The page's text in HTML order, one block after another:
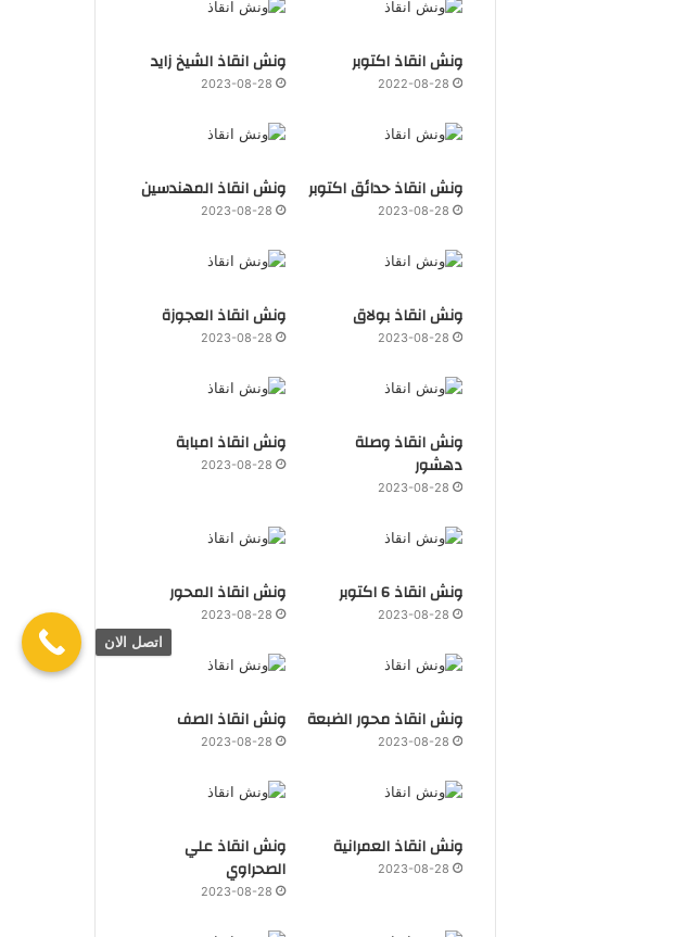
ونش انقاذ اكتوبر
2022-08-28
ونش انقاذ الشيخ زايد
2023-08-28
ونش انقاذ حدائق اكتوبر
2023-08-28
ونش انقاذ المهندسين
2023-08-28
ونش انقاذ بولاق
2023-08-28
ونش انقاذ العجوزة
2023-08-28
ونش انقاذ وصلة
دهشور
2023-08-28
ونش انقاذ امبابة
2023-08-28
ونش انقاذ 6 اكتوبر
2023-08-28
ونش انقاذ المحور
2023-08-28
ونش انقاذ محور الضبعة
2023-08-28
ونش انقاذ الصف
2023-08-28
ونش انقاذ العمرانية
2023-08-28
ونش انقاذ علي
الصحراوي
2023-08-28
اتصل الان